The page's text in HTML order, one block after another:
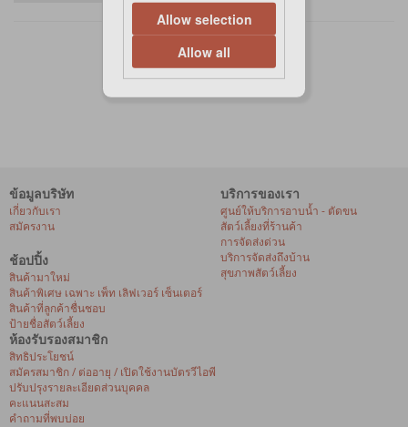
ข้อมูลบริษัท
เกี่ยวกับเรา
สมัครงาน
ช้อปปิ้ง
สินค้ามาใหม่
สินค้าพิเศษ เฉพาะ เพ็ท เลิฟเวอร์ เซ็นเตอร์
สินค้าที่ลูกค้าชื่นชอบ
ป้ายชื่อสัตว์เลี้ยง
บริการของเรา
ศูนย์ให้บริการอาบน้ำ - ตัดขน
สัตว์เลี้ยงที่ร้านค้า
การจัดส่งด่วน
บริการจัดส่งถึงบ้าน
สุขภาพสัตว์เลี้ยง
ห้องรับรองสมาชิก
สิทธิประโยชน์
สมัครสมาชิก / ต่ออายุ / เปิดใช้งานบัตรวีไอพี
ปรับปรุงรายละเอียดส่วนบุคคล
คะแนนสะสม
คำถามที่พบบ่อย
Allow selection
Allow all